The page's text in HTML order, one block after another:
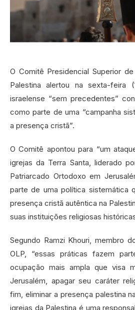
O Comitê Presidencial Superior
Palestina alertou na sexta-feira
israelense “sem precedentes”
como parte de uma “campanha
a presença cristã”.
O Comitê apontou para “um
igrejas da Terra Santa, liderado
Patriarcado Ortodoxo em
parte de uma política sistemática
presença cristã autêntica na
suas instituições religiosas
Segundo Ramzi Khouri, membro
OLP, “essas práticas fazem
ocupação mais ampla que visa
Jerusalém, apagar seu caráter
fim, eliminar a presença palestina
igrejas da Palestina é uma